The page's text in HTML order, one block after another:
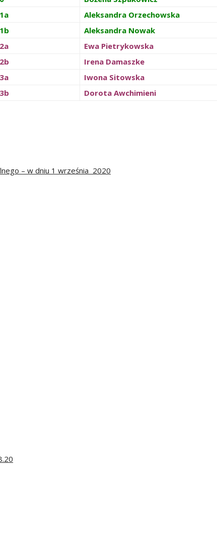
1a
Aleksandra Orzechowska
1b
Aleksandra Nowak
2a
Ewa Pietrykowska
2b
Irena Damaszke
3a
Iwona Sitowska
3b Dorota Awchimieni
– w dniu 1 września 2020